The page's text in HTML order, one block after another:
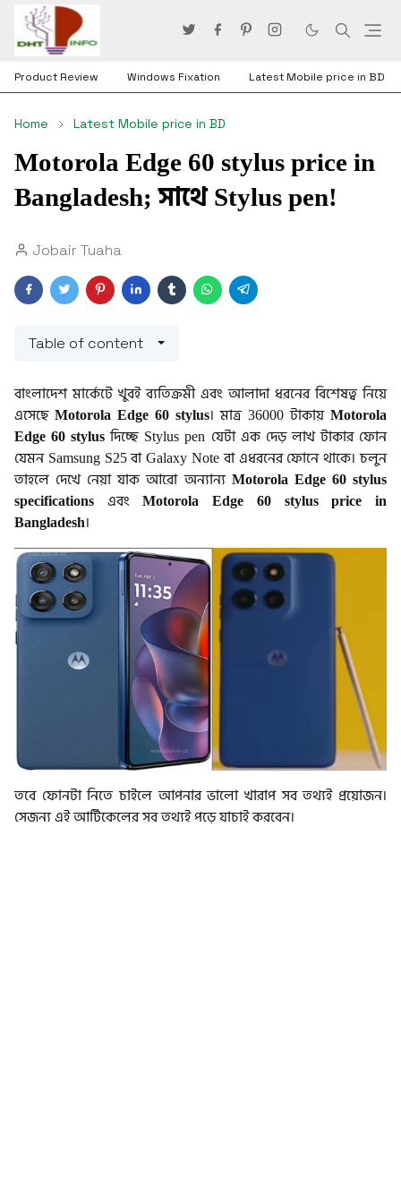
Product Review Windows Fixation Latest Mobile price in BD
Home Latest Mobile price in BD
Motorola Edge 60 stylus price in
Bangladesh; সাথে Stylus pen!
Jobair Tuaha
Table of content
বাংলাদেশ মার্কেটে খুবই ব্যতিক্রমী এবং আলাদা ধরনের বিশেষত্ব নিয়ে
এসেছে Motorola Edge 60 stylus। মাত্র 36000 টাকায় Motorola
Edge 60 stylus দিচ্ছে Stylus pen যেটা এক দেড় লাখ টাকার ফোন
যেমন Samsung S25 বা Galaxy Note বা এধরনের ফোনে থাকে। চলুন
তাহলে দেখে নেয়া যাক আরো অন্যান্য Motorola Edge 60 stylus
specifications এবংMotorola Edge 60 stylus price in
Bangladesh।
তবে ফোনটা নিতে চাইলে আপনার ভালো খারাপ সব তথ্যই প্রয়োজন।
সেজন্য এই আর্টিকেলের সব তথ্যই পড়ে যাচাই করবেন।